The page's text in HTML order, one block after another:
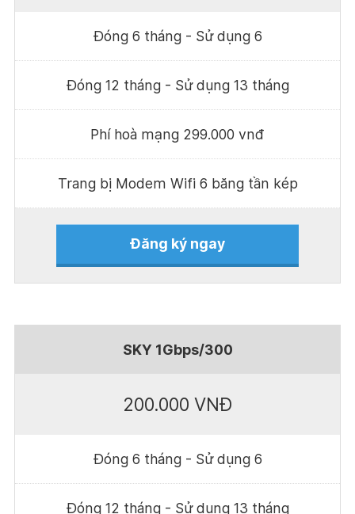
Đóng 6 tháng - Sử dụng 6
Đóng 12 tháng - Sử dụng 13 tháng
Phí hoà mạng 299.000 vnđ
Trang bị Modem Wifi 6 băng tần kép
Đăng ký ngay
SKY 1Gbps/300
200.000 VNĐ
Đóng 6 tháng - Sử dụng 6
Đóng 12 tháng - Sử dụng 13 tháng